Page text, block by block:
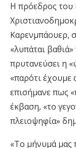
Η πρόεδρος του
Καρενμπάουερ,
«λυπάται
πρυτανεύσει η
«παρότι έχουμε
επισήμανε πως
έκβαση, «το
πλειοψηφία»
«Το μήνυμά μας